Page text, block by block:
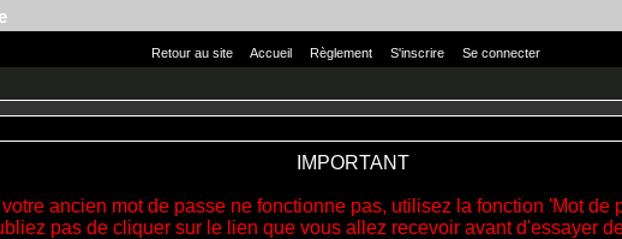
Retour au site Accueil Règlement S'inscrire Se connecter
IMPORTANT
ancien mot de passe ne fonctionne pas, utilisez la fonction 'Mot de
pas de cliquer sur le lien que vous allez recevoir avant d'essayer